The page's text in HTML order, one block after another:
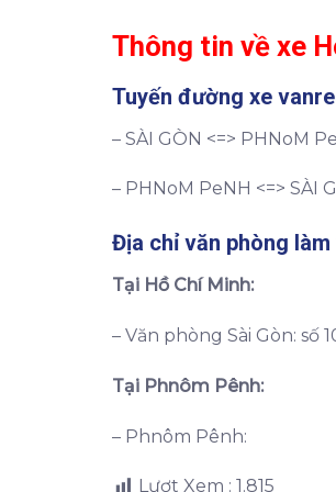
Thông tin về xe
Tuyến đường xe
– SÀI GÒN <=> PHNoM
– PHNoM PeNH <=> SÀI
Địa chỉ văn phòng
Tại Hồ Chí Minh:
– Văn phòng Sài Gòn: số
Tại Phnôm Pênh:
– Phnôm Pênh:
Lượt Xem : 1.815